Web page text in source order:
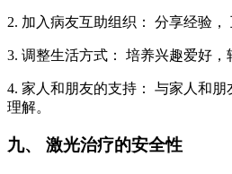
2. 加入病友互助组织： 分享经验，
3. 调整生活方式： 培养兴趣爱好，
4. 家人和朋友的支持： 与家人和
理解。
九、 激光治疗的安全性